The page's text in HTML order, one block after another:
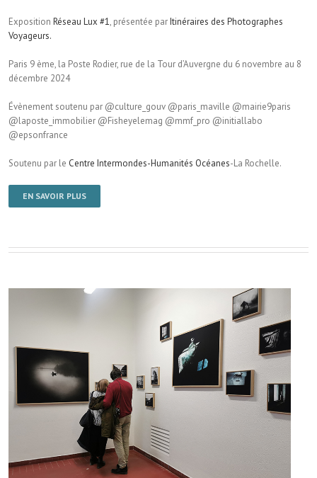
Exposition Réseau Lux #1, présentée parItinéraires des Photographes
Voyageurs.
Paris 9 ème, la Poste Rodier, rue de la Tour d’Auvergne du 6 novembre au 8
décembre 2024
Évènement soutenu par @culture_gouv @paris_maville @mairie9paris
@laposte_immobilier @Fisheyelemag @mmf_pro @initiallabo
@epsonfrance
Soutenu par le Centre Intermondes-Humanités Océanes-La Rochelle.
EN SAVOIR PLUS